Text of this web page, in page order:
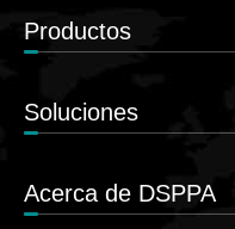
Productos
Soluciones
Acerca de DSPPA